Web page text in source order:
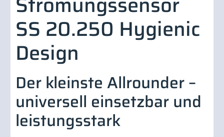
SS 20.250 Hygienic
Design
Der kleinste Allrounder –
universell einsetzbar und
leistungsstark